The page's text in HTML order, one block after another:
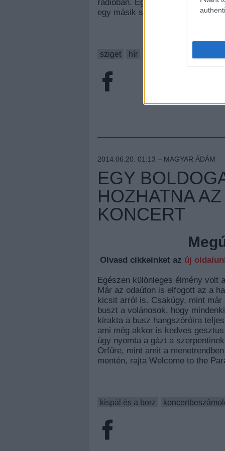
rádióban. Egy rajongónak
egy másik szám az albumról:
sziget
hír
2014.06.20. 01:13 – MAGYAR ÁDÁM
EGY
HOZHATNA
KONCERT
Olvasd cikkeinket az új
Egészen különleges élmény volt
Már az odaúton is elfogott az a
kicsit arról is. Csakúgy, mint
buszt a volánosok, hogy
kirakta a busz hangszóróira
ami még akkor is kedves
úgy nyomta a gázt a
Orfűre, mint amit a
mentén, rajta Welcome to the
kispál és a borz